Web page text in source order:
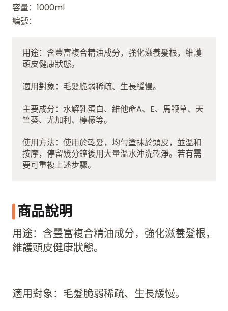
容量：1000ml
編號：
用途：含豐富複合精油成分，強化滋養髮根，維護
頭皮健康狀態。
適用對象：毛髮脆弱稀疏、生長緩慢。
主要成分：水解乳蛋白、維他命A、E、馬鞭草、天
竺葵、尤加利、檸檬等。
使用方法：使用於乾髮，均勻塗抹於頭皮，並溫和
按摩，停留幾分鐘後用大量溫水沖洗乾淨。若有需
要可重複上述步驟。
商品說明
用途：含豐富複合精油成分，強化滋養髮根，
維護頭皮健康狀態。
適用對象：毛髮脆弱稀疏、生長緩慢。